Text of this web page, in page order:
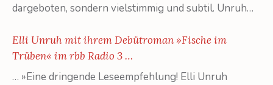
dargeboten, sondern vielstimmig und subtil. Unruh…
Elli Unruh mit ihrem Debütroman »Fische im
Trüben« im rbb Radio 3 …
… »Eine dringende Leseempfehlung! Elli Unruh